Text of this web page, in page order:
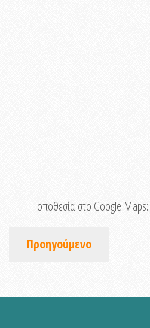
Τοποθεσία στο Google Maps:
Προηγούμενο